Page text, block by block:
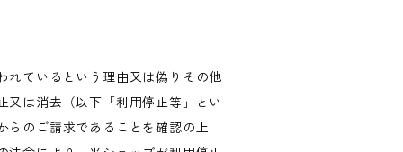
れているという理由又は偽りその他
又は消去（以下「利用停止等」とい
らのご請求であることを確認の上